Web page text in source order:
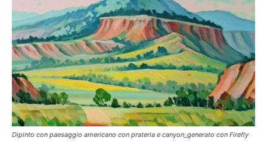
Dipinto con paesaggio americano con prateria e canyon_generato con Firefly